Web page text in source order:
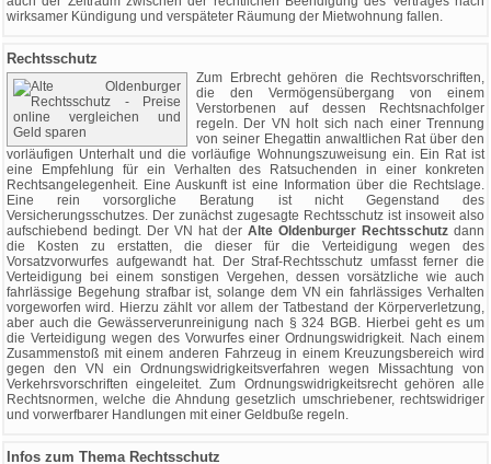
wirksamer Kündigung und verspäteter Räumung der Mietwohnung fallen.
Rechtsschutz
Zum Erbrecht gehören die Rechtsvorschriften,
die den Vermögensübergang von einem
Verstorbenen auf dessen Rechtsnachfolger
regeln. Der VN holt sich nach einer Trennung
von seiner Ehegattin anwaltlichen Rat über den
vorläufigen Unterhalt und die vorläufige Wohnungszuweisung ein. Ein Rat ist
eine Empfehlung für ein Verhalten des Ratsuchenden in einer konkreten
Rechtsangelegenheit. Eine Auskunft ist eine Information über die Rechtslage.
Eine rein vorsorgliche Beratung ist nicht Gegenstand des
Versicherungsschutzes. Der zunächst zugesagte Rechtsschutz ist insoweit also
aufschiebend bedingt. Der VN hat der Alte Oldenburger Rechtsschutz dann
die Kosten zu erstatten, die dieser für die Verteidigung wegen des
Vorsatzvorwurfes aufgewandt hat. Der Straf-Rechtsschutz umfasst ferner die
Verteidigung bei einem sonstigen Vergehen, dessen vorsätzliche wie auch
fahrlässige Begehung strafbar ist, solange dem VN ein fahrlässiges Verhalten
vorgeworfen wird. Hierzu zählt vor allem der Tatbestand der Körperverletzung,
aber auch die Gewässerverunreinigung nach § 324 BGB. Hierbei geht es um
die Verteidigung wegen des Vorwurfes einer Ordnungswidrigkeit. Nach einem
Zusammenstoß mit einem anderen Fahrzeug in einem Kreuzungsbereich wird
gegen den VN ein Ordnungswidrigkeitsverfahren wegen Missachtung von
Verkehrsvorschriften eingeleitet. Zum Ordnungswidrigkeitsrecht gehören alle
Rechtsnormen, welche die Ahndung gesetzlich umschriebener, rechtswidriger
und vorwerfbarer Handlungen mit einer Geldbuße regeln.
Infos zum Thema Rechtsschutz